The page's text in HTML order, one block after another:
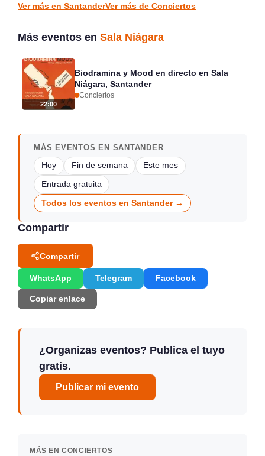
Ver más en SantanderVer más de Conciertos
Más eventos en Sala Niágara
22:00
Biodramina y Mood en directo en Sala
Niágara, Santander
Conciertos
MÁS EVENTOS EN SANTANDER
Hoy Fin de semana Este mes
Entrada gratuita
Todos los eventos en Santander →
Compartir
Compartir
WhatsApp Telegram Facebook
Copiar enlace
¿Organizas eventos? Publica el tuyo
gratis.
Publicar mi evento
MÁS EN CONCIERTOS